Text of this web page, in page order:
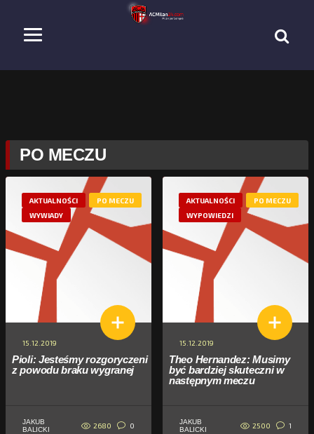
PO MECZU
AKTUALNOŚCI
PO MECZU
WYWIADY
15.12.2019
Pioli: Jesteśmy rozgoryczeni
z powodu braku wygranej
JAKUB
BALICKI
2680 0
AKTUALNOŚCI
PO MECZU
WYPOWIEDZI
15.12.2019
Theo Hernandez: Musimy
być bardziej skuteczni w
następnym meczu
JAKUB
BALICKI
2500 1